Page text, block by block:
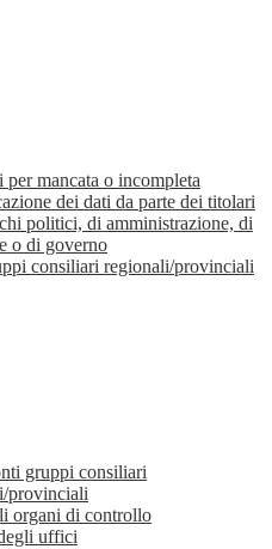
per mancata o incompleta
dei dati da parte dei titolari
politici, di amministrazione, di
o di governo
consiliari regionali/provinciali
gruppi consiliari
provinciali
organi di controllo
uffici